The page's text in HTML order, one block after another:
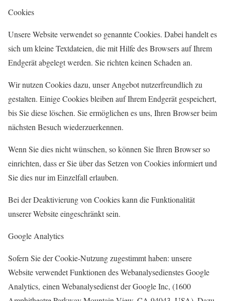
Cookies
Unsere Website verwendet so genannte Cookies. Dabei handelt es
sich um kleine Textdateien, die mit Hilfe des Browsers auf Ihrem
Endgerät abgelegt werden. Sie richten keinen Schaden an.
Wir nutzen Cookies dazu, unser Angebot nutzerfreundlich zu
gestalten. Einige Cookies bleiben auf Ihrem Endgerät gespeichert,
bis Sie diese löschen. Sie ermöglichen es uns, Ihren Browser beim
nächsten Besuch wiederzuerkennen.
Wenn Sie dies nicht wünschen, so können Sie Ihren Browser so
einrichten, dass er Sie über das Setzen von Cookies informiert und
Sie dies nur im Einzelfall erlauben.
Bei der Deaktivierung von Cookies kann die Funktionalität
unserer Website eingeschränkt sein.
Google Analytics
Sofern Sie der Cookie-Nutzung zugestimmt haben: unsere
Website verwendet Funktionen des Webanalysedienstes Google
Analytics, einen Webanalysedienst der Google Inc, (1600